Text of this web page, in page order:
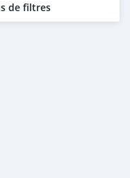
de filtres